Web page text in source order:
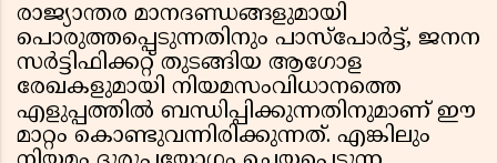
രാജ്യാന്തര മാനദണ്ഡങ്ങളുമായി
പൊരുത്തപ്പെടുന്നതിനും പാസ്‌പോർട്ട്, ജനന
സർട്ടിഫിക്കറ്റ് തുടങ്ങിയ ആഗോള
രേഖകളുമായി നിയമസംവിധാനത്തെ
എളുപ്പത്തിൽ ബന്ധിപ്പിക്കുന്നതിനുമാണ് ഈ
മാറ്റം കൊണ്ടുവന്നിരിക്കുന്നത്. എങ്കിലും